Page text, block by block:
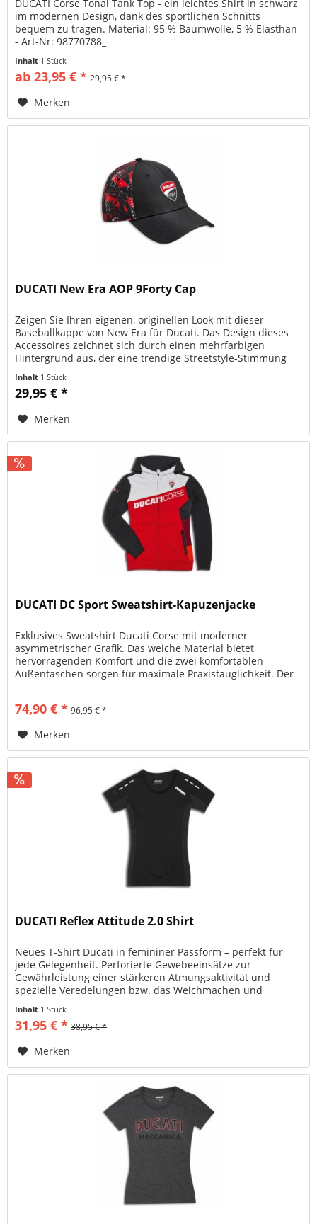
DUCATI Corse Tonal Tank Top - ein leichtes Shirt in schwarz
im modernen Design, dank des sportlichen Schnitts
bequem zu tragen. Material: 95 % Baumwolle, 5 % Elasthan
- Art-Nr: 98770788_
Inhalt 1 Stück
ab 23,95 € * 29,95 € *
Merken
DUCATI New Era AOP 9Forty Cap
Zeigen Sie Ihren eigenen, originellen Look mit dieser
Baseballkappe von New Era für Ducati. Das Design dieses
Accessoires zeichnet sich durch einen mehrfarbigen
Hintergrund aus, der eine trendige Streetstyle-Stimmung
Inhalt 1 Stück
29,95 € *
Merken
DUCATI DC Sport Sweatshirt-Kapuzenjacke
Exklusives Sweatshirt Ducati Corse mit moderner
asymmetrischer Grafik. Das weiche Material bietet
hervorragenden Komfort und die zwei komfortablen
Außentaschen sorgen für maximale Praxistauglichkeit. Der
74,90 € * 96,95 € *
Merken
DUCATI Reflex Attitude 2.0 Shirt
Neues T-Shirt Ducati in femininer Passform – perfekt für
jede Gelegenheit. Perforierte Gewebeeinsätze zur
Gewährleistung einer stärkeren Atmungsaktivität und
spezielle Veredelungen bzw. das Weichmachen und
Inhalt 1 Stück
31,95 € * 38,95 € *
Merken